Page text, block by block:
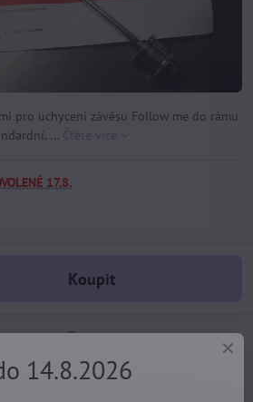
pro uchycení závěsu Follow me do rámu
...
17.8.
Koupit
Hlídací pes
Doručení
14.8.2026